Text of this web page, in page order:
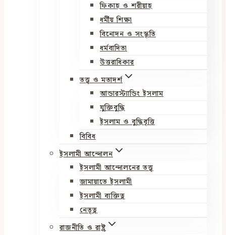
ফিকাহ ও শরীয়াহ
ধর্মীয় শিক্ষা
বিনোদন ও সংস্কৃতি
ধর্মবাদিতা
উত্তরাধিকার
তত্ত্ব ও মতাদর্শ
আন্ডারস্ট্যান্ডিং ইসলাম
যুক্তিবুদ্ধি
ইসলাম ও বুদ্ধিবৃত্তি
বিবিধ
ইসলামী আন্দোলন
ইসলামী আন্দোলনের তত্ত্ব
জামায়াতে ইসলামী
ইসলামী ব্যক্তিত্ব
নেতৃত্ব
রাজনীতি ও রাষ্ট্র